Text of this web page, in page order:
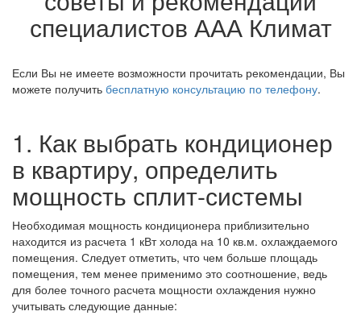
специалистов ААА Климат
Если Вы не имеете возможности прочитать рекомендации, Вы
можете получить бесплатную консультацию по телефону.
1. Как выбрать кондиционер
в квартиру, определить
мощность сплит-системы
Необходимая мощность кондиционера приблизительно
находится из расчета 1 кВт холода на 10 кв.м. охлаждаемого
помещения. Следует отметить, что чем больше площадь
помещения, тем менее применимо это соотношение, ведь
для более точного расчета мощности охлаждения нужно
учитывать следующие данные: